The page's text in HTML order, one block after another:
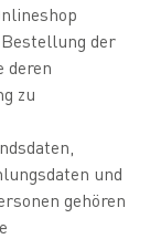
der
deren
zu
und
gehören